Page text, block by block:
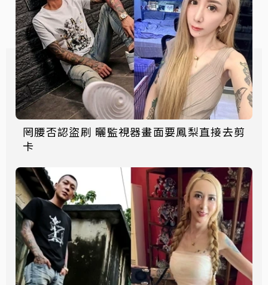
罔腰否認盜刷 曬監視器畫面要鳳梨直接去剪
卡